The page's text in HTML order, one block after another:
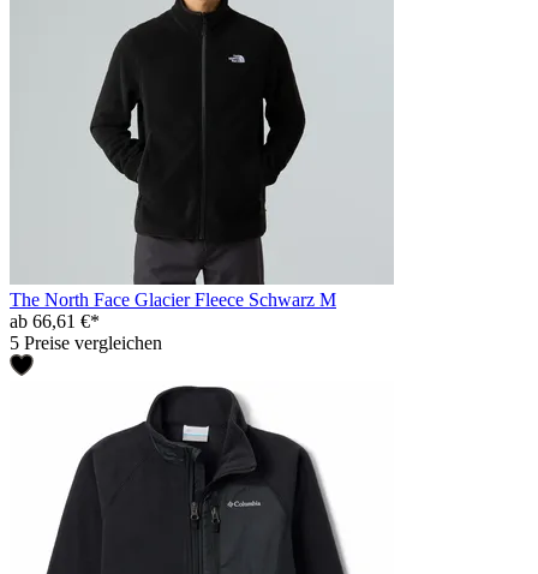
The North Face Glacier Fleece Schwarz M
ab 66,61 €*
5 Preise vergleichen